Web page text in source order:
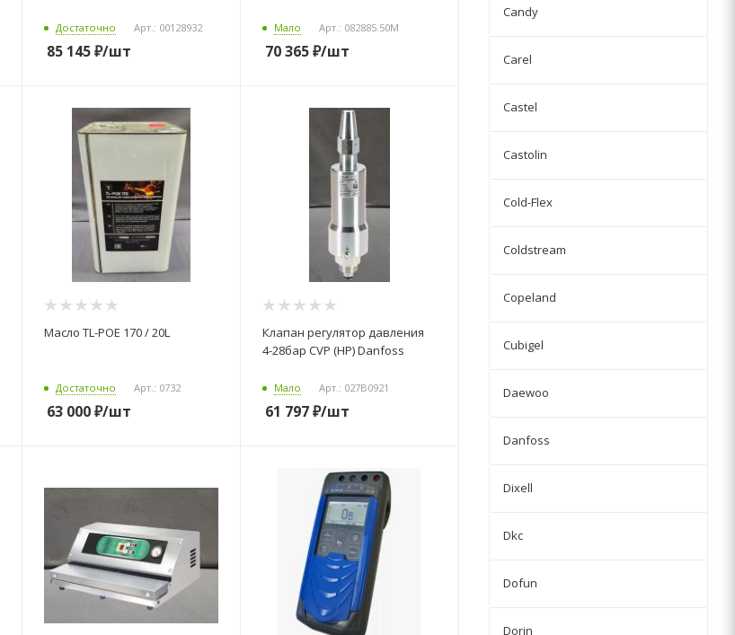
Достаточно Арт.: 00128932
85 145₽/шт
Мало Арт.: 082885.50М
70 365₽/шт
Масло TL-POE 170 / 20L
Достаточно Арт.: 0732
63 000₽/шт
Клапан регулятор давления
4-28бар CVP (HP) Danfoss
Мало Арт.: 027B0921
61 797₽/шт
Candy
Carel
Castel
Castolin
Cold-Flex
Coldstream
Copeland
Cubigel
Daewoo
Danfoss
Dixell
Dkc
Dofun
Dorin